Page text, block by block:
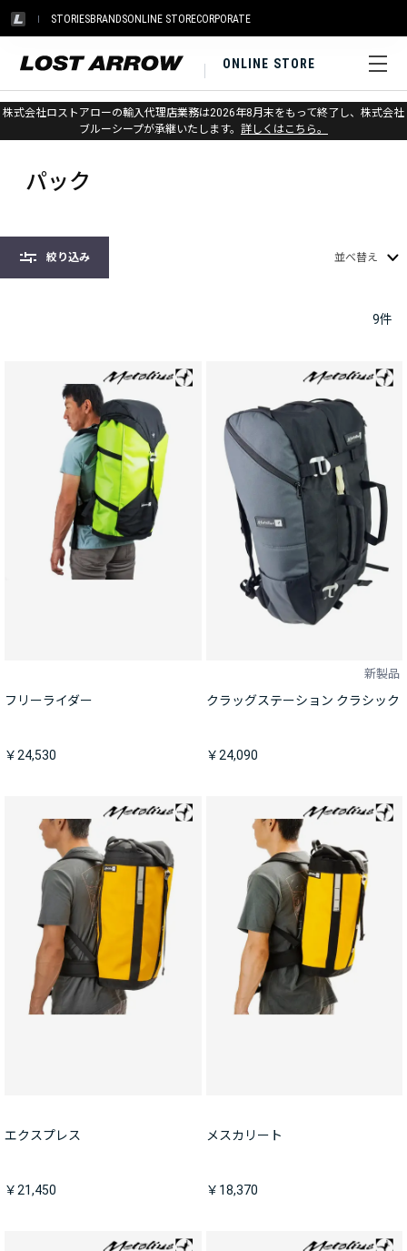
STORIESBRANDSONLINE STORECORPORATE
ONLINE STORE
株式会社ロストアローの輸入代理店業務は2026年8月末をもって終了し、株式会社
ブルーシープが承継いたします。 詳しくはこちら。
ホーム > メトリウス > パック
パック
絞り込み 並べ替え
9件
フリーライダー
￥24,530
新製品
クラッグステーション クラシック
￥24,090
エクスプレス
￥21,450
メスカリート
￥18,370